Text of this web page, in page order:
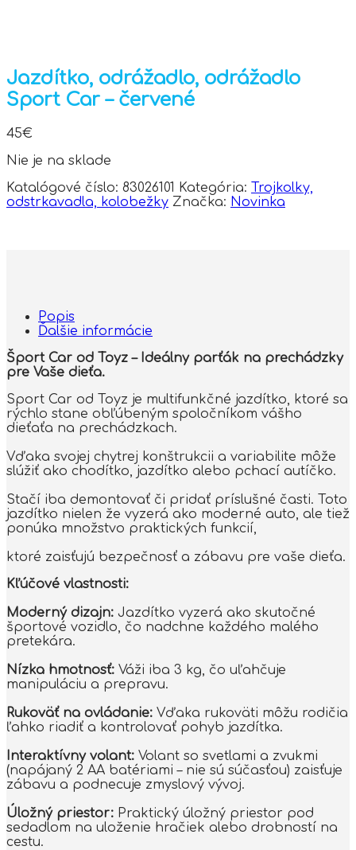
Jazdítko, odrážadlo, odrážadlo
Sport Car – červené
45€
Nie je na sklade
Katalógové číslo: 83026101 Kategória: Trojkolky,
odstrkavadla, kolobežky Značka: Novinka
Popis
Ďalšie informácie
Šport Car od Toyz – Ideálny parťák na prechádzky
pre Vaše dieťa.
Sport Car od Toyz je multifunkčné jazdítko, ktoré sa
rýchlo stane obľúbeným spoločníkom vášho
dieťaťa na prechádzkach.
Vďaka svojej chytrej konštrukcii a variabilite môže
slúžiť ako chodítko, jazdítko alebo pchací autíčko.
Stačí iba demontovať či pridať príslušné časti. Toto
jazdítko nielen že vyzerá ako moderné auto, ale tiež
ponúka množstvo praktických funkcií,
ktoré zaisťujú bezpečnosť a zábavu pre vaše dieťa.
Kľúčové vlastnosti:
Moderný dizajn: Jazdítko vyzerá ako skutočné
športové vozidlo, čo nadchne každého malého
pretekára.
Nízka hmotnosť: Váži iba 3 kg, čo uľahčuje
manipuláciu a prepravu.
Rukoväť na ovládanie: Vďaka rukoväti môžu rodičia
ľahko riadiť a kontrolovať pohyb jazdítka.
Interaktívny volant: Volant so svetlami a zvukmi
(napájaný 2 AA batériami – nie sú súčasťou) zaisťuje
zábavu a podnecuje zmyslový vývoj.
Úložný priestor: Praktický úložný priestor pod
sedadlom na uloženie hračiek alebo drobností na
cestu.